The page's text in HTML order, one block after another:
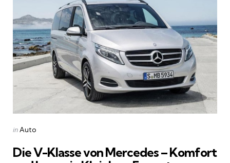
Categories
Posted
inAuto
Die V-Klasse von Mercedes – Komfort